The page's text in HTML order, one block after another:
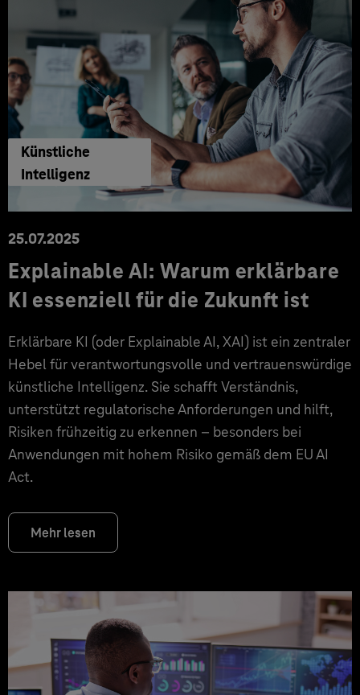
Künstliche
Intelligenz
25.07.2025
Explainable AI: Warum erklärbare
KI essenziell für die Zukunft ist
Erklärbare KI (oder Explainable AI, XAI) ist ein zentraler
Hebel für verantwortungsvolle und vertrauenswürdige
künstliche Intelligenz. Sie schafft Verständnis,
unterstützt regulatorische Anforderungen und hilft,
Risiken frühzeitig zu erkennen – besonders bei
Anwendungen mit hohem Risiko gemäß dem EU AI
Act.
Mehr lesen